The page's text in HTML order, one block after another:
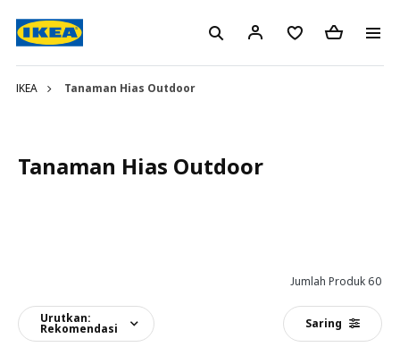
IKEA Tanaman Hias Outdoor
Tanaman Hias Outdoor
Jumlah Produk 60
Urutkan:
Rekomendasi Saring